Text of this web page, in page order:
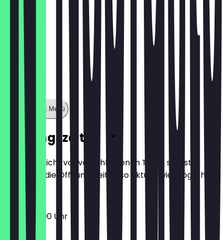
Zeige ganzes Menü
Öffnungszeiten
Damit du nicht vor verschlossenen Türen stehst,
halten wir die Öffnungszeiten so aktuell wie möglich.
17:00 - 23:00 Uhr